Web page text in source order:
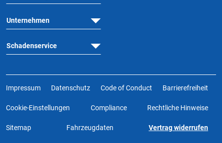
Unternehmen
Schadenservice
Impressum Datenschutz Code of Conduct Barrierefreiheit
Cookie-Einstellungen Compliance Rechtliche Hinweise
Sitemap Fahrzeugdaten Vertrag widerrufen